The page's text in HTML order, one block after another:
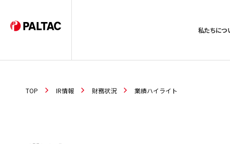
私たちにつ
TOP IR情報 財務状況 業績ハイライト